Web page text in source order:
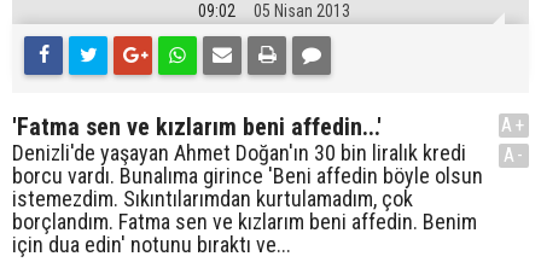
09:02 05 Nisan 2013
'Fatma sen ve kızlarım beni affedin...'
Denizli'de yaşayan Ahmet Doğan'ın 30 bin liralık kredi
borcu vardı. Bunalıma girince 'Beni affedin böyle olsun
istemezdim. Sıkıntılarımdan kurtulamadım, çok
borçlandım. Fatma sen ve kızlarım beni affedin. Benim
için dua edin' notunu bıraktı ve...
A+
A-